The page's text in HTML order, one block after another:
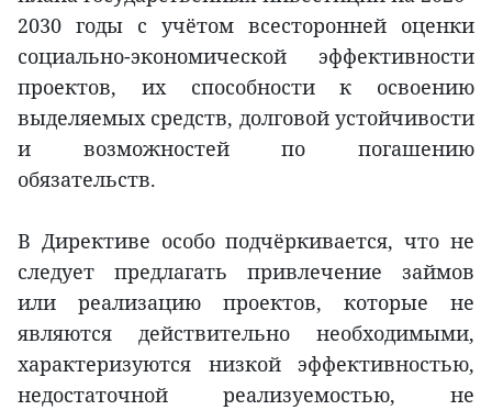
2030 годы с учётом всесторонней оценки
социально-экономической эффективности
проектов, их способности к освоению
выделяемых средств, долговой устойчивости
и возможностей по погашению
обязательств.
В Директиве особо подчёркивается, что не
следует предлагать привлечение займов
или реализацию проектов, которые не
являются действительно необходимыми,
характеризуются низкой эффективностью,
недостаточной реализуемостью, не